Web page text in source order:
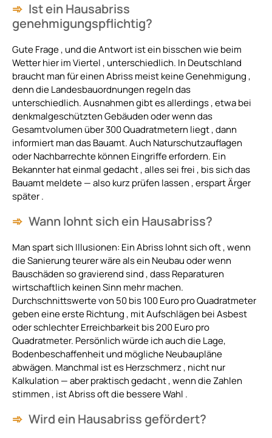
Ist ein Hausabriss
genehmigungspflichtig?
Gute Frage , und die Antwort ist ein bisschen wie beim
Wetter hier im Viertel , unterschiedlich. In Deutschland
braucht man für einen Abriss meist keine Genehmigung ,
denn die Landesbauordnungen regeln das
unterschiedlich. Ausnahmen gibt es allerdings , etwa bei
denkmalgeschützten Gebäuden oder wenn das
Gesamtvolumen über 300 Quadratmetern liegt , dann
informiert man das Bauamt. Auch Naturschutzauflagen
oder Nachbarrechte können Eingriffe erfordern. Ein
Bekannter hat einmal gedacht , alles sei frei , bis sich das
Bauamt meldete — also kurz prüfen lassen , erspart Ärger
später .
Wann lohnt sich ein Hausabriss?
Man spart sich Illusionen: Ein Abriss lohnt sich oft , wenn
die Sanierung teurer wäre als ein Neubau oder wenn
Bauschäden so gravierend sind , dass Reparaturen
wirtschaftlich keinen Sinn mehr machen.
Durchschnittswerte von 50 bis 100 Euro pro Quadratmeter
geben eine erste Richtung , mit Aufschlägen bei Asbest
oder schlechter Erreichbarkeit bis 200 Euro pro
Quadratmeter. Persönlich würde ich auch die Lage,
Bodenbeschaffenheit und mögliche Neubaupläne
abwägen. Manchmal ist es Herzschmerz , nicht nur
Kalkulation — aber praktisch gedacht , wenn die Zahlen
stimmen , ist Abriss oft die bessere Wahl .
Wird ein Hausabriss gefördert?